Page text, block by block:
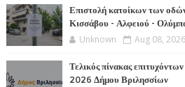
Επιστολή κατοίκων των
Κισσάβου - Αλφειού -
Unknown Aug 08, 2026
Τελικός πίνακας
2026 Δήμου Βριλησσίων